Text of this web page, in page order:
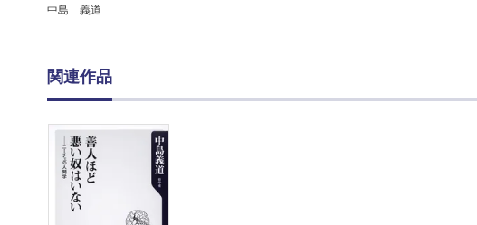
中島 義道
関連作品